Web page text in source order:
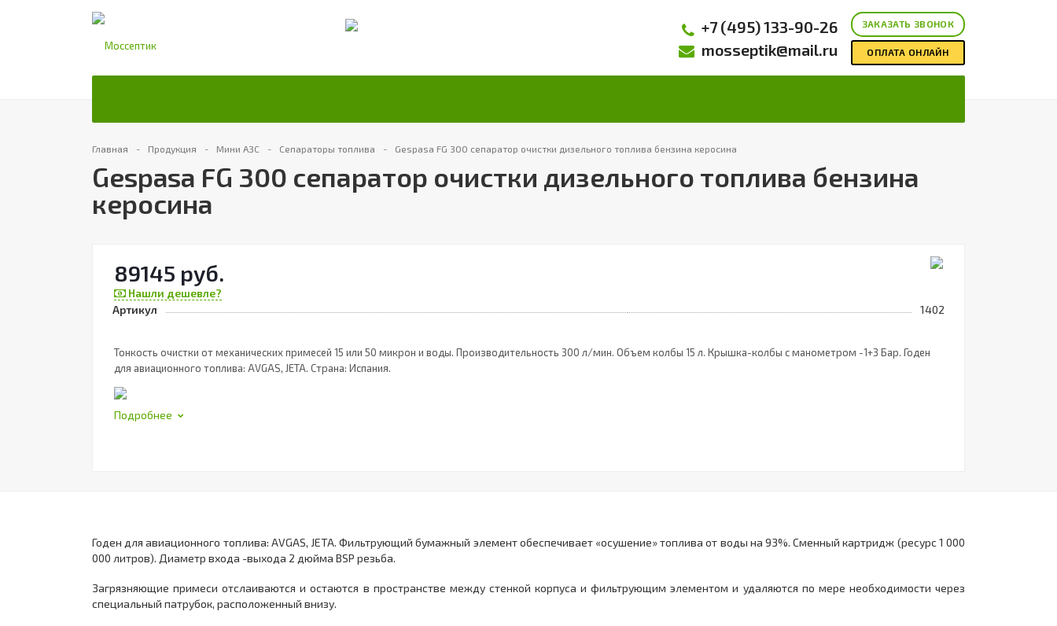
ЗАКАЗАТЬ ЗВОНОК
ОПЛАТА ОНЛАЙН
+7 (495) 133-90-26
mosseptik@mail.ru
Главная Продукция Мини АЗС Сепараторы топлива Gespasa FG 300 сепаратор очистки дизельного топлива бензина керосина
Gespasa FG 300 сепаратор очистки дизельного топлива бензина
керосина
89145 руб.
Нашли дешевле?
Артикул
1402
Тонкость очистки от механических примесей 15 или 50 микрон и воды. Производительность 300 л/мин. Объем колбы 15 л. Крышка-колбы с манометром -1+3 Бар. Годен
для авиационного топлива: AVGAS, JETA. Страна: Испания.
Подробнее
Годен для авиационного топлива: AVGAS, JETA. Фильтрующий бумажный элемент обеспечивает «осушение» топлива от воды на 93%. Сменный картридж (ресурс 1 000
000 литров). Диаметр входа -выхода 2 дюйма BSP резьба.
Загрязняющие примеси отслаиваются и остаются в пространстве между стенкой корпуса и фильтрующим элементом и удаляются по мере необходимости через
специальный патрубок, расположенный внизу.